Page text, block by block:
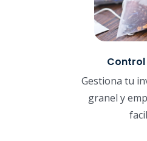
Gestiona tu
granel y